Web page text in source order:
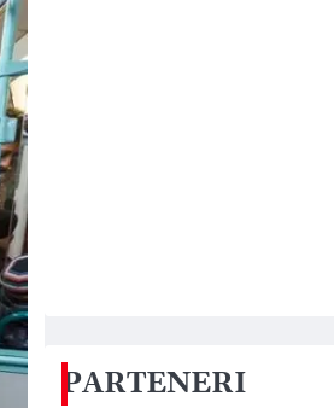
PARTENERI